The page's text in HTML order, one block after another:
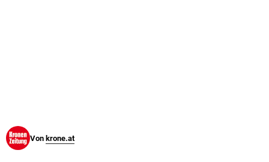
Von krone.at